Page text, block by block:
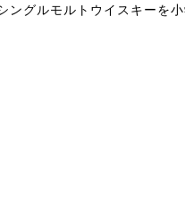
ングルモルトウイスキーを